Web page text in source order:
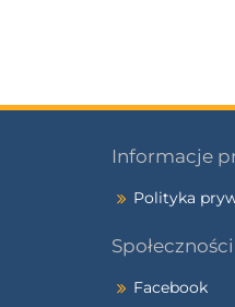
Informacje
Polityka
Społeczności
Facebook